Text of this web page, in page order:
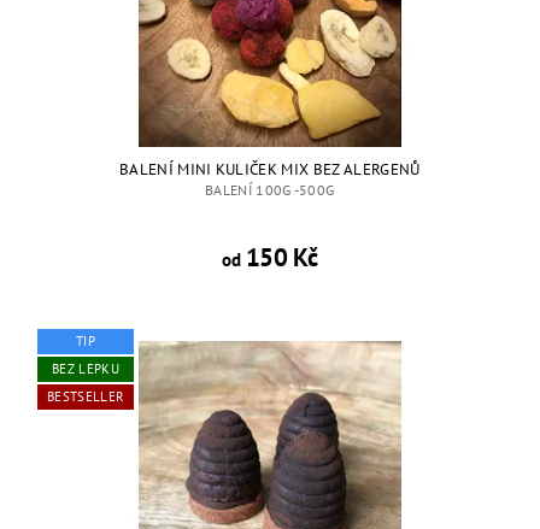
BALENÍ MINI KULIČEK MIX BEZ ALERGENŮ
BALENÍ 100G -500G
od150 Kč
TIP
BEZ LEPKU
BESTSELLER